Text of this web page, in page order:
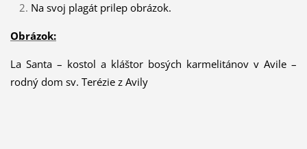
Na svoj plagát prilep obrázok.
Obrázok:
La Santa – kostol a kláštor bosých karmelitánov v Avile –
rodný dom sv. Terézie z Avily